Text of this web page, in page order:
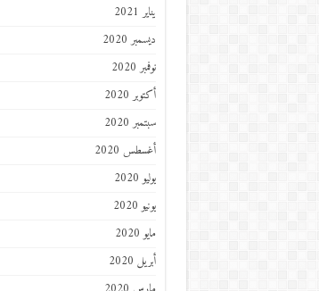
يناير 2021
ديسمبر 2020
نوفمبر 2020
أكتوبر 2020
سبتمبر 2020
أغسطس 2020
يوليو 2020
يونيو 2020
مايو 2020
أبريل 2020